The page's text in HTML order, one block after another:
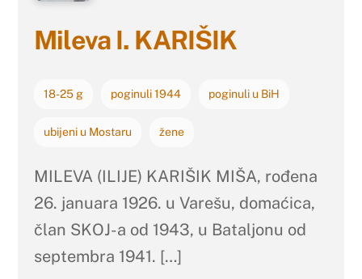
Mileva I. KARIŠIK
18-25 g poginuli 1944 poginuli u BiH
ubijeni u Mostaru žene
MILEVA (ILIJE) KARIŠIK MIŠA, rođena
26. januara 1926. u Varešu, domaćica,
član SKOJ-a od 1943, u Bataljonu od
septembra 1941. […]